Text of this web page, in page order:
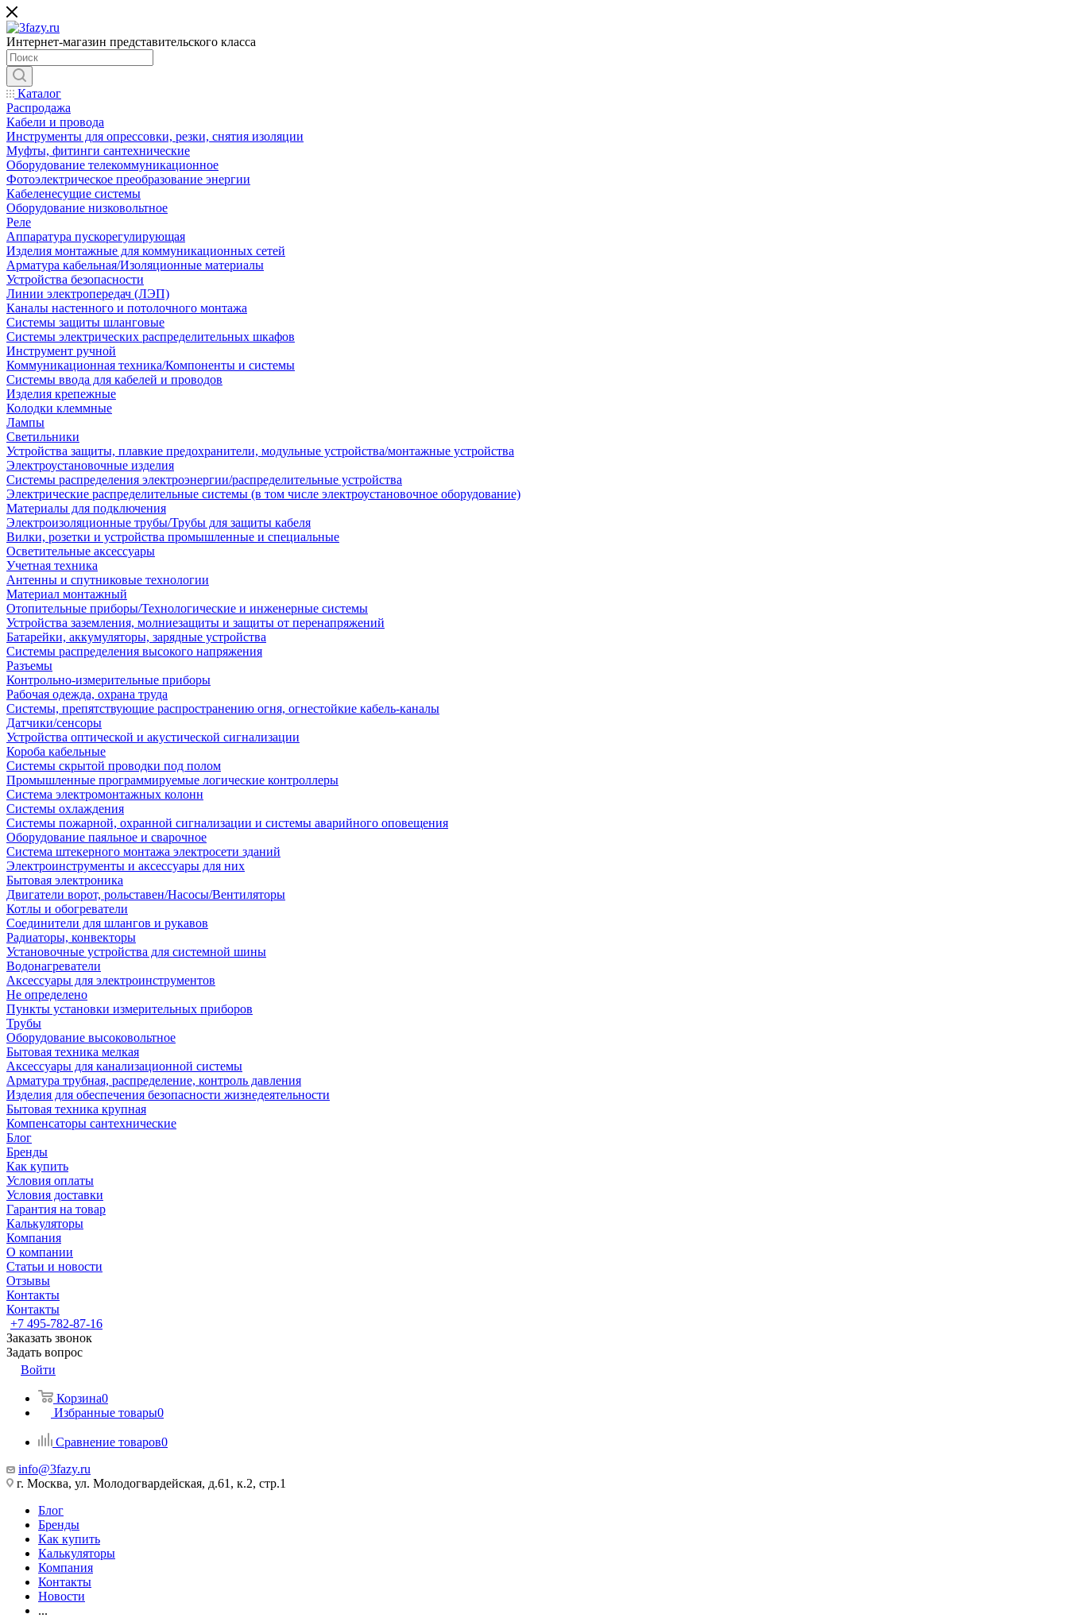
Интернет-магазин представительского класса
Каталог
Распродажа
Кабели и провода
Инструменты для опрессовки, резки, снятия изоляции
Муфты, фитинги сантехнические
Оборудование телекоммуникационное
Фотоэлектрическое преобразование энергии
Кабеленесущие системы
Оборудование низковольтное
Реле
Аппаратура пускорегулирующая
Изделия монтажные для коммуникационных сетей
Арматура кабельная/Изоляционные материалы
Устройства безопасности
Линии электропередач (ЛЭП)
Каналы настенного и потолочного монтажа
Системы защиты шланговые
Системы электрических распределительных шкафов
Инструмент ручной
Коммуникационная техника/Компоненты и системы
Системы ввода для кабелей и проводов
Изделия крепежные
Колодки клеммные
Лампы
Светильники
Устройства защиты, плавкие предохранители, модульные устройства/монтажные устройства
Электроустановочные изделия
Системы распределения электроэнергии/распределительные устройства
Электрические распределительные системы (в том числе электроустановочное оборудование)
Материалы для подключения
Электроизоляционные трубы/Трубы для защиты кабеля
Вилки, розетки и устройства промышленные и специальные
Осветительные аксессуары
Учетная техника
Антенны и спутниковые технологии
Материал монтажный
Отопительные приборы/Технологические и инженерные системы
Устройства заземления, молниезащиты и защиты от перенапряжений
Батарейки, аккумуляторы, зарядные устройства
Системы распределения высокого напряжения
Разъемы
Контрольно-измерительные приборы
Рабочая одежда, охрана труда
Системы, препятствующие распространению огня, огнестойкие кабель-каналы
Датчики/сенсоры
Устройства оптической и акустической сигнализации
Короба кабельные
Системы скрытой проводки под полом
Промышленные программируемые логические контроллеры
Система электромонтажных колонн
Системы охлаждения
Системы пожарной, охранной сигнализации и системы аварийного оповещения
Оборудование паяльное и сварочное
Система штекерного монтажа электросети зданий
Электроинструменты и аксессуары для них
Бытовая электроника
Двигатели ворот, рольставен/Насосы/Вентиляторы
Котлы и обогреватели
Соединители для шлангов и рукавов
Радиаторы, конвекторы
Установочные устройства для системной шины
Водонагреватели
Аксессуары для электроинструментов
Не определено
Пункты установки измерительных приборов
Трубы
Оборудование высоковольтное
Бытовая техника мелкая
Аксессуары для канализационной системы
Арматура трубная, распределение, контроль давления
Изделия для обеспечения безопасности жизнедеятельности
Бытовая техника крупная
Компенсаторы сантехнические
Блог
Бренды
Как купить
Условия оплаты
Условия доставки
Гарантия на товар
Калькуляторы
Компания
О компании
Статьи и новости
Отзывы
Контакты
Контакты
+7 495-782-87-16
Заказать звонок
Задать вопрос
Войти
Корзина0
Избранные товары0
Сравнение товаров0
info@3fazy.ru
г. Москва, ул. Молодогвардейская, д.61, к.2, стр.1
Блог
Бренды
Как купить
Калькуляторы
Компания
Контакты
Новости
...